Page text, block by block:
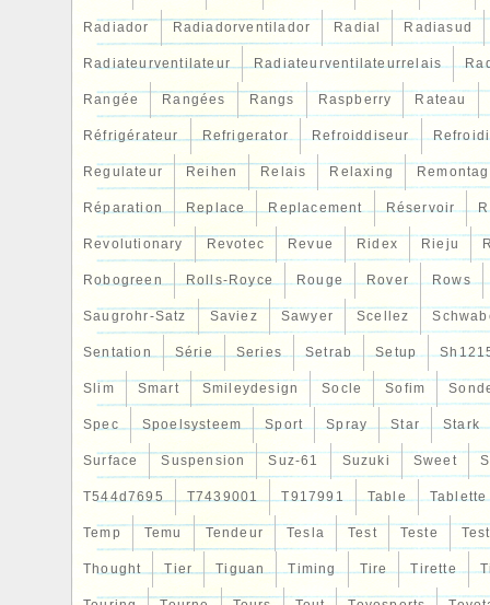
Radiador Radiadorventilador Radial Radiasud
Radiateurventilateur Radiateurventilateurrelais
Rangée Rangées Rangs Raspberry Rateau
Réfrigérateur Refrigerator Refroiddiseur Refroidi
Regulateur Reihen Relais Relaxing
Réparation Replace Replacement Réservoir
Revolutionary Revotec Revue Ridex Rieju
Robogreen Rolls-Royce Rouge Rover Rows
Saugrohr-Satz Saviez Sawyer Scellez
Sentation Série Series Setrab Setup
Slim Smart Smileydesign Socle Sofim
Spec Spoelsysteem Sport Spray Star Stark
Surface Suspension Suz-61 Suzuki Sweet
T544d7695 T7439001 T917991 Table Tablette
Temp Temu Tendeur Tesla Test Teste
Thought Tier Tiguan Timing Tire Tirette